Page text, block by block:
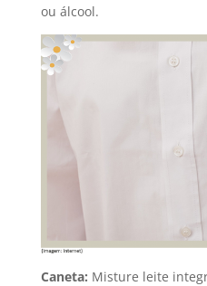
ou álcool.
Caneta: Misture leite